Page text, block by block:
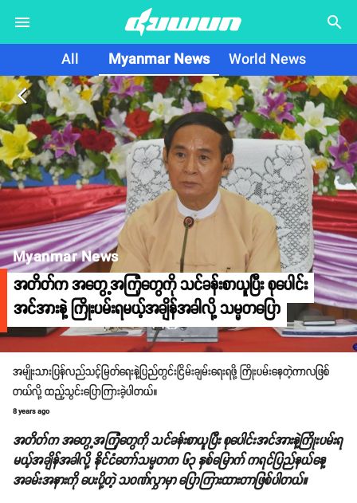
search
All Myanmar News World News
arrow_back_ios
Myanmar News
အတိတ်က အတွေ့အကြုံတွေကို သင်ခန်းစာယူပြီး စုပေါင်း
အင်အားနဲ့ ကြိုးပမ်းရမယ့်အချိန်အခါလို့ သမ္မတပြော
အမျိုးသားပြန်လည်သင့်မြတ်ရေးနဲ့ပြည်တွင်းငြိမ်းချမ်းရေးရဖို့ ကြိုးပမ်းနေတဲ့ကာလဖြစ်
တယ်လို့ ထည့်သွင်းပြောကြားခဲ့ပါတယ်။
8 years ago
အတိတ်က အတွေ့အကြုံတွေကို သင်ခန်းစာယူပြီး စုပေါင်းအင်အားနဲ့ကြိုးပမ်းရ
မယ့်အချိန်အခါလို့ နိုင်ငံတော်သမ္မတက ၆၃ နှစ်မြောက် ကရင်ပြည်နယ်နေ့
အခမ်းအနားကို ပေးပို့တဲ့ သဝဏ်လွှာမှာ ပြောကြားထားတာဖြစ်ပါတယ်။